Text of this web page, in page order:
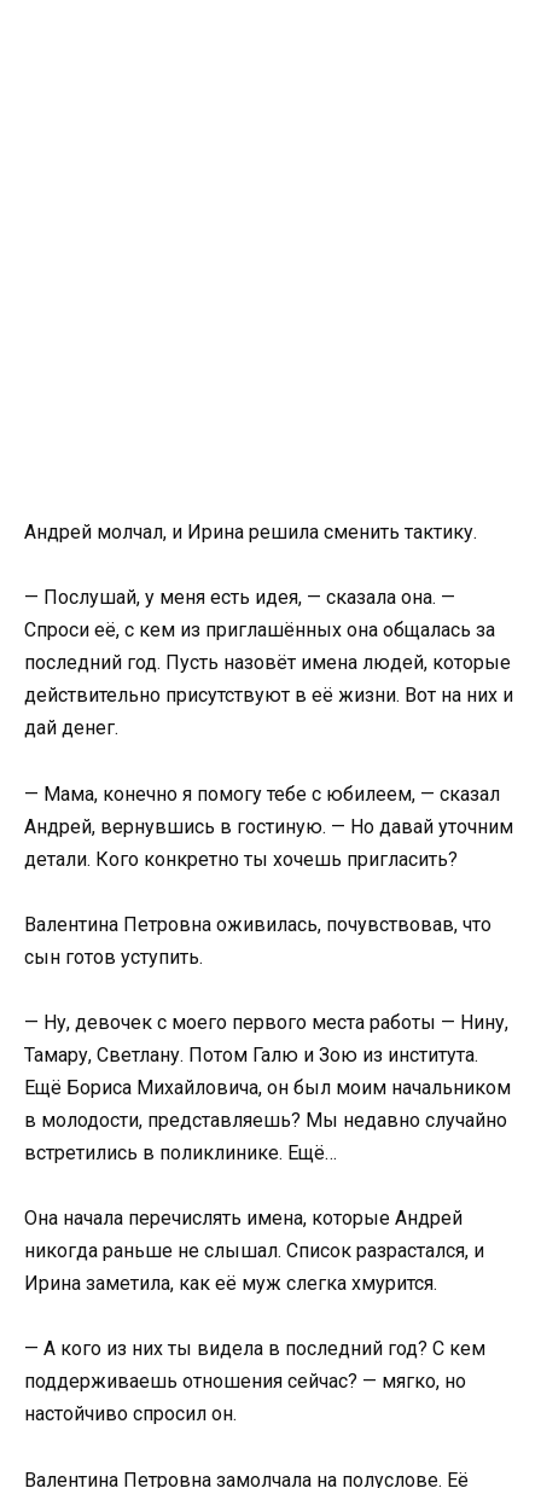
Андрей молчал, и Ирина решила сменить тактику.
— Послушай, у меня есть идея, — сказала она. —
Спроси её, с кем из приглашённых она общалась за
последний год. Пусть назовёт имена людей, которые
действительно присутствуют в её жизни. Вот на них и
дай денег.
— Мама, конечно я помогу тебе с юбилеем, — сказал
Андрей, вернувшись в гостиную. — Но давай уточним
детали. Кого конкретно ты хочешь пригласить?
Валентина Петровна оживилась, почувствовав, что
сын готов уступить.
— Ну, девочек с моего первого места работы — Нину,
Тамару, Светлану. Потом Галю и Зою из института.
Ещё Бориса Михайловича, он был моим начальником
в молодости, представляешь? Мы недавно случайно
встретились в поликлинике. Ещё…
Она начала перечислять имена, которые Андрей
никогда раньше не слышал. Список разрастался, и
Ирина заметила, как её муж слегка хмурится.
— А кого из них ты видела в последний год? С кем
поддерживаешь отношения сейчас? — мягко, но
настойчиво спросил он.
Валентина Петровна замолчала на полуслове. Её